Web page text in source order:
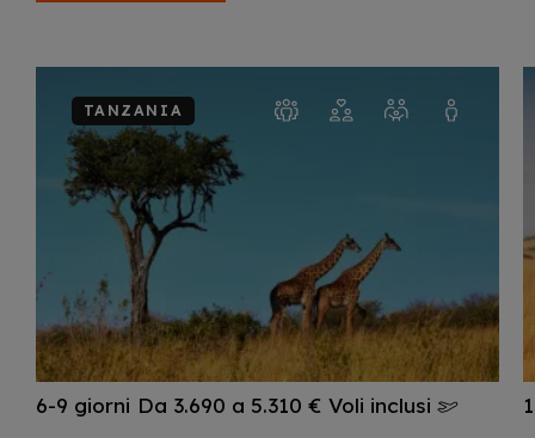
TANZANIA
6-9 giorni Da 3.690 a 5.310 € Voli inclusi